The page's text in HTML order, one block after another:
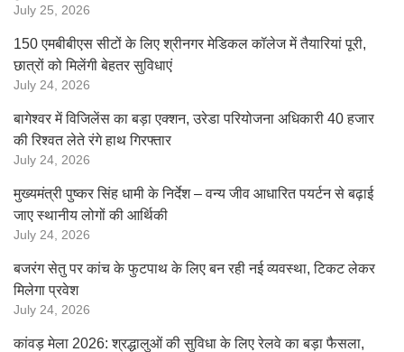
July 25, 2026
150 एमबीबीएस सीटों के लिए श्रीनगर मेडिकल कॉलेज में तैयारियां पूरी,
छात्रों को मिलेंगी बेहतर सुविधाएं
July 24, 2026
बागेश्वर में विजिलेंस का बड़ा एक्शन, उरेडा परियोजना अधिकारी 40 हजार
की रिश्वत लेते रंगे हाथ गिरफ्तार
July 24, 2026
मुख्यमंत्री पुष्कर सिंह धामी के निर्देश – वन्य जीव आधारित पयर्टन से बढ़ाई
जाए स्थानीय लोगों की आर्थिकी
July 24, 2026
बजरंग सेतु पर कांच के फुटपाथ के लिए बन रही नई व्यवस्था, टिकट लेकर
मिलेगा प्रवेश
July 24, 2026
कांवड़ मेला 2026: श्रद्धालुओं की सुविधा के लिए रेलवे का बड़ा फैसला,